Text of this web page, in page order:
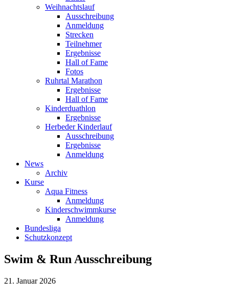
Weihnachtslauf
Ausschreibung
Anmeldung
Strecken
Teilnehmer
Ergebnisse
Hall of Fame
Fotos
Ruhrtal Marathon
Ergebnisse
Hall of Fame
Kinderduathlon
Ergebnisse
Herbeder Kinderlauf
Ausschreibung
Ergebnisse
Anmeldung
News
Archiv
Kurse
Aqua Fitness
Anmeldung
Kinderschwimmkurse
Anmeldung
Bundesliga
Schutzkonzept
Swim & Run Ausschreibung
21. Januar 2026